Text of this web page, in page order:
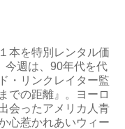
本を特別レンタル価
今週は、90年代を代
・リンクレイター監
での距離』。ヨーロ
会ったアメリカ人青
心惹かれあいウィー